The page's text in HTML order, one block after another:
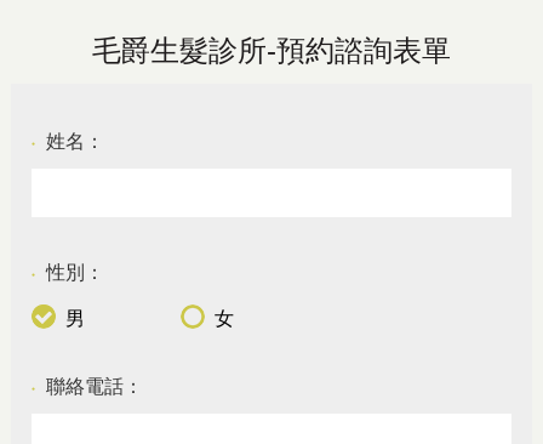
毛爵生髮診所-預約諮詢表單
● 姓名：
● 性別：
男 女
● 聯絡電話：